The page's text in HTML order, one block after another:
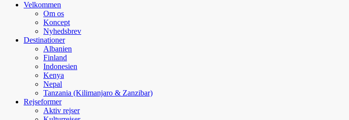
Velkommen
Om os
Koncept
Nyhedsbrev
Destinationer
Albanien
Finland
Indonesien
Kenya
Nepal
Tanzania (Kilimanjaro & Zanzibar)
Rejseformer
Aktiv rejser